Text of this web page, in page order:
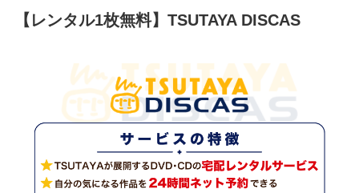
【レンタル1枚無料】TSUTAYA DISCAS